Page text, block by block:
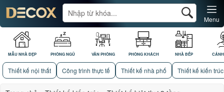
MẪU NHÀ ĐẸP PHÒNG NGỦ VĂN PHÒNG PHÒNG KHÁCH NHÀ BẾP
Menu
Thiết kế nội thất Công trình thực tế Thiết kế nhà phố Thiết kế kiến trúc